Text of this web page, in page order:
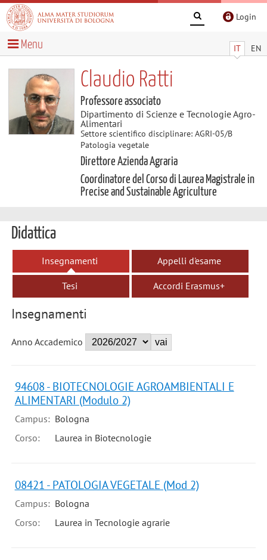
Login
IT EN
Menu
Claudio Ratti
Professore associato
Dipartimento di Scienze e Tecnologie Agro-
Alimentari
Settore scientifico disciplinare: AGRI-05/B
Patologia vegetale
Direttore Azienda Agraria
Coordinatore del Corso di Laurea Magistrale in
Precise and Sustainable Agriculture
Didattica
Insegnamenti Appelli d'esame
Tesi Accordi Erasmus+
Insegnamenti
Anno Accademico
94608 - BIOTECNOLOGIE AGROAMBIENTALI E
ALIMENTARI (Modulo 2)
Campus: Bologna
Corso:
Laurea in Biotecnologie
08421 - PATOLOGIA VEGETALE (Mod 2)
Campus: Bologna
Corso:
Laurea in Tecnologie agrarie